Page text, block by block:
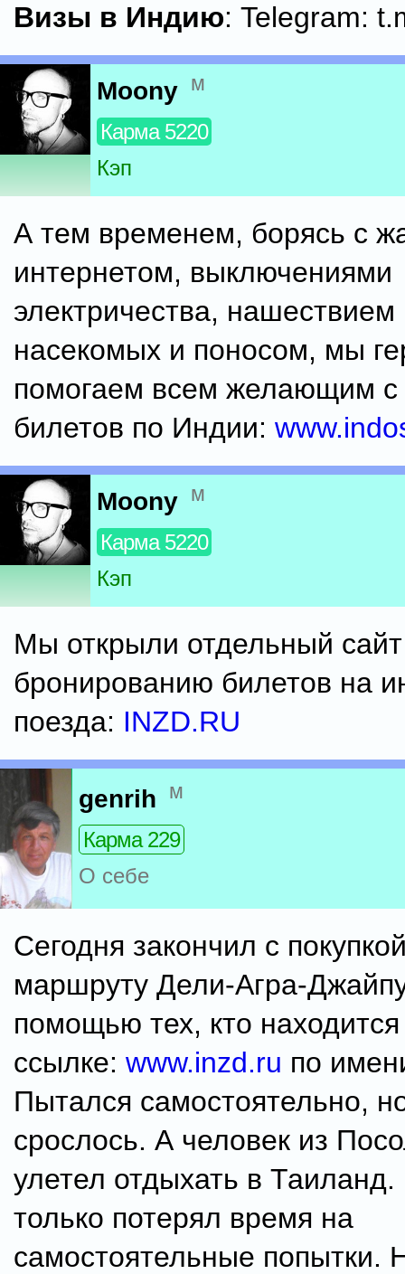
Визы в Индию: Telegram:
Moony м
Карма 5220
Кэп
А тем временем, борясь с
интернетом, выключениями
электричества, нашествием
насекомых и поносом, мы
помогаем всем желающим с
билетов по Индии:
Moony м
Карма 5220
Кэп
Мы открыли отдельный
бронированию билетов на
поезда: INZD.RU
genrih м
Карма 229
О себе
Сегодня закончил с
маршруту Дели-Агра-
помощью тех, кто находится
ссылке: www.inzd.ru по
Пытался самостоятельно,
срослось. А человек из
улетел отдыхать в
только потерял время на
самостоятельные попытки.